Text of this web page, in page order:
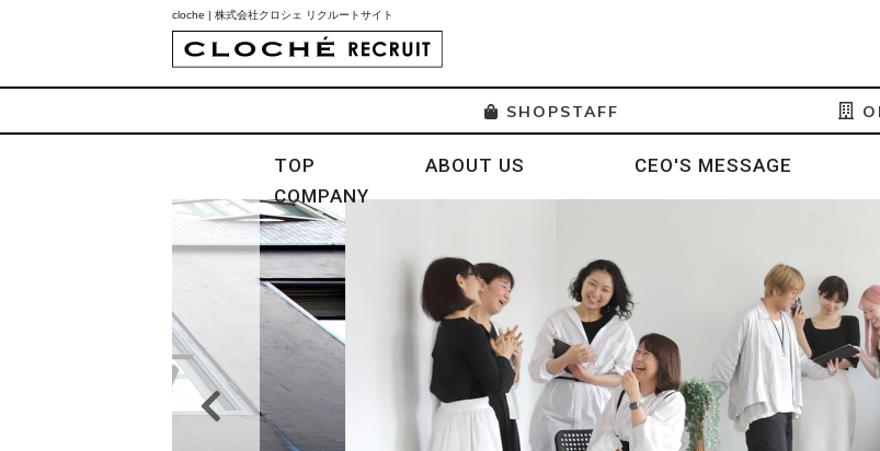
cloche | 株式会社クロシェ リクルートサイト
SHOPSTAFF
TOP ABOUT US CEO'S MESSAGE
COMPANY